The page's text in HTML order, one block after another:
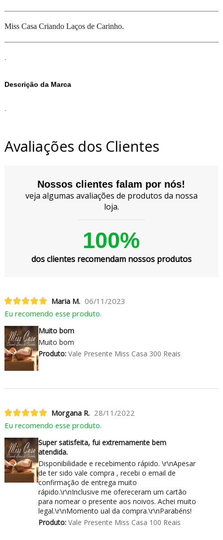
Miss Casa Criando Laços de Carinho.
Descrição da Marca
Avaliações dos Clientes
Nossos clientes falam por nós!
veja algumas avaliações de produtos da nossa
loja.
100%
dos clientes recomendam nossos produtos
Maria M. 06/11/2023
Eu recomendo esse produto.
Muito bom
Muito bom
Produto:Vale Presente Miss Casa 300 Reais
Morgana R. 28/11/2022
Eu recomendo esse produto.
Super satisfeita, fui extremamente bem
atendida.
Disponibilidade e recebimento rápido. \r\nApesar
de ter sido vale compra , recebi o email de
confirmação de entrega muito
rápido.\r\nInclusive me ofereceram um cartão
para nomear o presente aos noivos. Achei muito
legal.\r\nMomento ual da compra.\r\nParabéns!
Produto:Vale Presente Miss Casa 100 Reais